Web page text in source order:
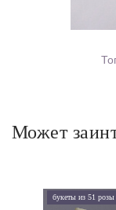
Может
букеты из 51 розы